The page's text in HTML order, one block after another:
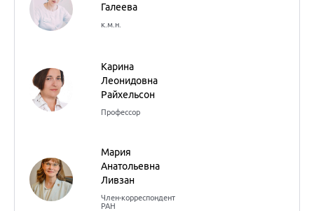
Галеева
к.м.н.
Карина
Леонидовна
Райхельсон
Профессор
Мария
Анатольевна
Ливзан
Член-корреспондент
РАН